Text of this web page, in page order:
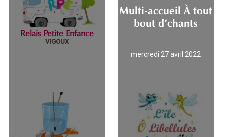
mardi 01 février 2022
Relais Petite Enfance
VIGOUX
Relais Petite
Enfance
Multi-accueil À tout
bout d’chants
mercredi 27 avril 2022